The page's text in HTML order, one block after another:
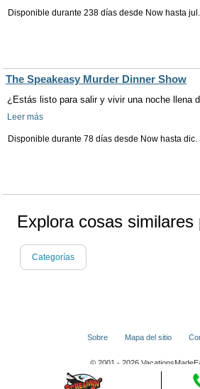
Disponible durante 238 días desde Now hasta
The Speakeasy Murder Dinner Show
¿Estás listo para salir y vivir una noche llena
Leer más
Disponible durante 78 días desde Now hasta dic.
Explora cosas similares
Categorías
Sobre Mapa del sitio
© 2001 - 2026